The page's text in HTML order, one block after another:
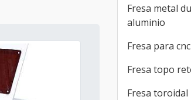
Fresa metal
aluminio
Fresa para cnc
Fresa topo
Fresa